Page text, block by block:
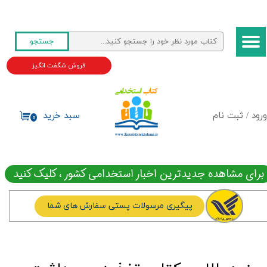
ورود / ثبت نام
حساب کاربری من
تغییر گذر واژه
جستجو
۰ سبد خرید
فروش شگفت انگیز
برای مشاهده جدیدترین اخبار استخدامی کشور ، کلیک کنید
پیگیری مرسولات پستی سفارش های شما